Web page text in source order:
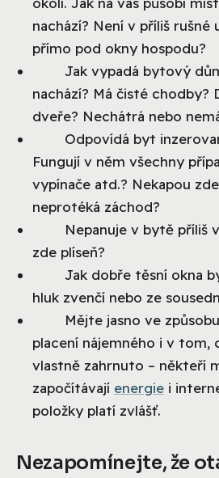
nachází? Není v příliš rušné
přímo pod okny hospodu?
Jak vypadá bytový
nachází? Má čisté chodby?
dveře? Nechátrá nebo
Odpovídá byt
Fungují v něm všechny
vypínače atd.? Nekapou
neprotéká záchod?
Nepanuje v bytě příliš
zde plíseň?
Jak dobře těsní okna
hluk zvenčí nebo ze
Mějte jasno ve způsobu
placení nájemného i v tom,
vlastně zahrnuto – někteří
započítávají energie i
položky platí zvlášť.
Nezapomínejte, že